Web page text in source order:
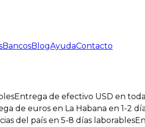
BancosBlogAyudaContacto
Entrega de efectivo USD en todas
euros en La Habana en 1-2 días
del país en 5-8 días laborables